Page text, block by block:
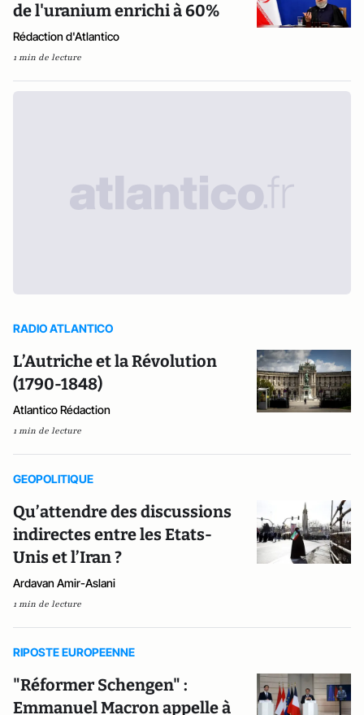
de l'uranium enrichi à 60%
Rédaction d'Atlantico
1 min de lecture
RADIO ATLANTICO
L’Autriche et la Révolution
(1790-1848)
Atlantico Rédaction
1 min de lecture
GEOPOLITIQUE
Qu’attendre des discussions
indirectes entre les Etats-
Unis et l’Iran ?
Ardavan Amir-Aslani
1 min de lecture
RIPOSTE EUROPEENNE
"Réformer Schengen" :
Emmanuel Macron appelle à